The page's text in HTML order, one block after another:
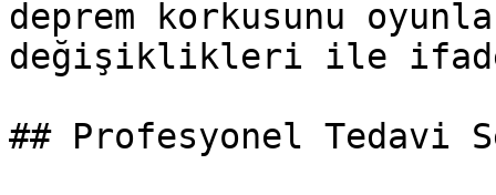
deprem korkusunu
değişiklikleri ile
## Profesyonel Tedavi